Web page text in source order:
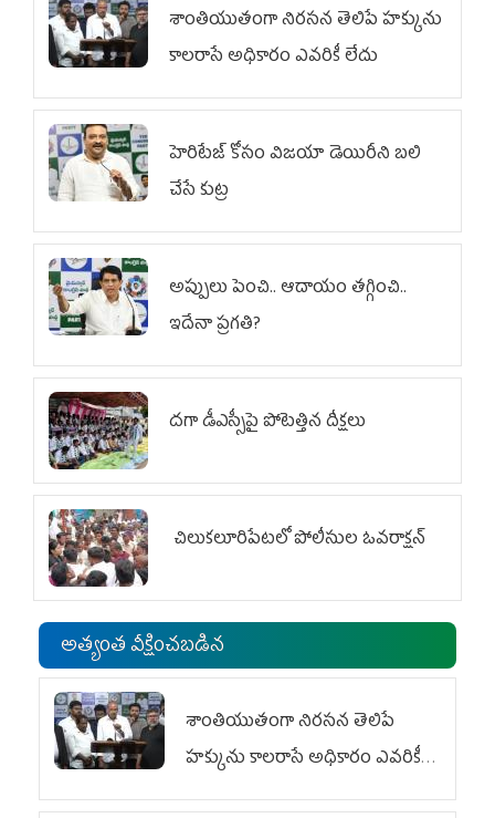
శాంతియుతంగా నిరసన తెలిపే హక్కును
కాలరాసే అధికారం ఎవరికీ లేదు
హెరిటేజ్ కోసం విజయా డెయిరీని బలి
చేసే కుట్ర‌
అప్పులు పెంచి.. ఆదాయం తగ్గించి..
ఇదేనా ప్రగతి?
దగా డీఎస్సీపై పోటెత్తిన దీక్షలు
చిలుక‌లూరిపేట‌లో పోలీసుల ఓవ‌రాక్ష‌న్‌
అత్యంత వీక్షించబడిన
శాంతియుతంగా నిరసన తెలిపే
హక్కును కాలరాసే అధికారం ఎవరికీ
లేదు